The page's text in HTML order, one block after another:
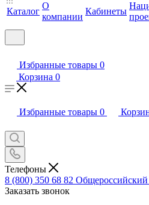
Каталог
О
компании
Кабинеты
Избранные товары 0
Корзина 0
Избранные товары 0
Телефоны
8 (800) 350 68 82
Заказать звонок